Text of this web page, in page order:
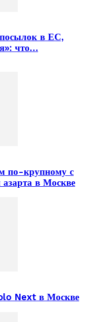
в ЕС,
что…
по-крупному с
в Москве
Next в Москве